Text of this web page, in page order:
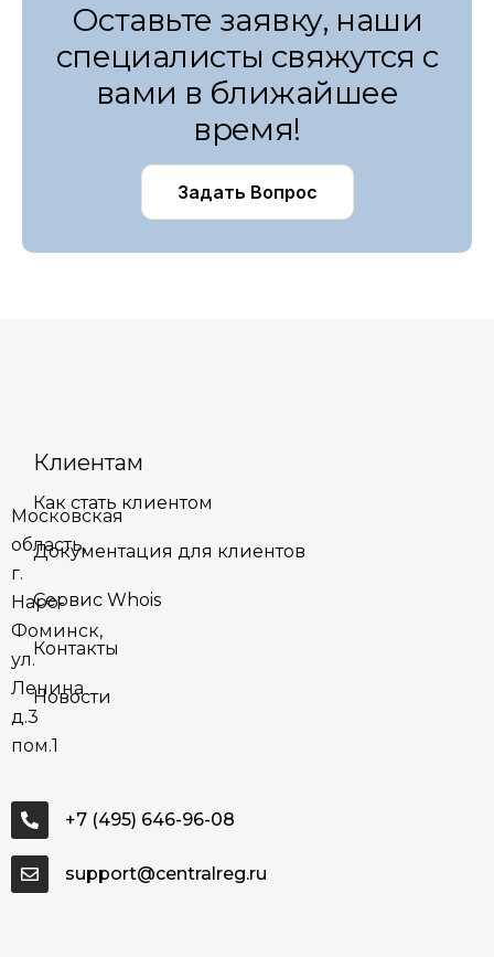
Оставьте заявку, наши
специалисты свяжутся с
вами в ближайшее
время!
Задать Вопрос
Московская
область,
г.
Наро-
Фоминск,
ул.
Ленина
д.3
пом.1
+7 (495) 646-96-08
support@centralreg.ru
Клиентам
Как стать клиентом
Документация для клиентов
Сервис Whois
Контакты
Новости